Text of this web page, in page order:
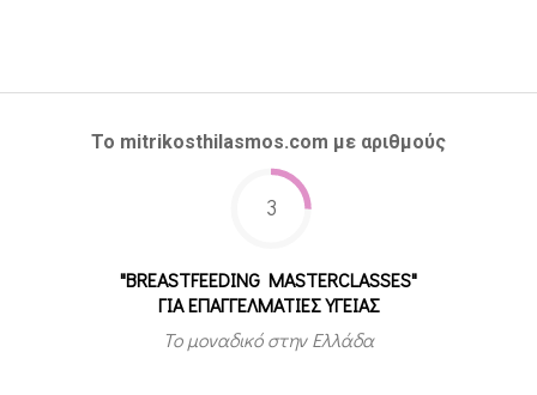
Το mitrikosthilasmos.com με αριθμούς
3
"BREASTFEEDING MASTERCLASSES"
ΓΙΑ ΕΠΑΓΓΕΛΜΑΤΙΕΣ ΥΓΕΙΑΣ
Το μοναδικό στην Ελλάδα